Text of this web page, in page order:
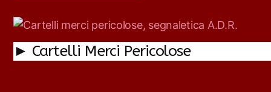
► Cartelli Merci Pericolose